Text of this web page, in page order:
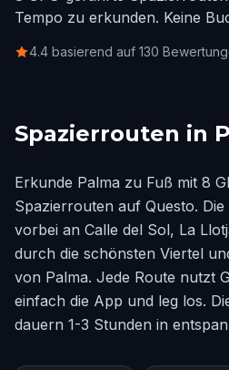
Tempo zu erkunden. Keine
4.4 basierend auf 130
Spazierrouten in
Erkunde Palma zu Fuß mit 8
Spazierrouten auf Questo.
vorbei an Calle del Sol, La
durch die schönsten Viertel
von Palma. Jede Route nutzt
einfach die App und leg los.
dauern 1-3 Stunden in